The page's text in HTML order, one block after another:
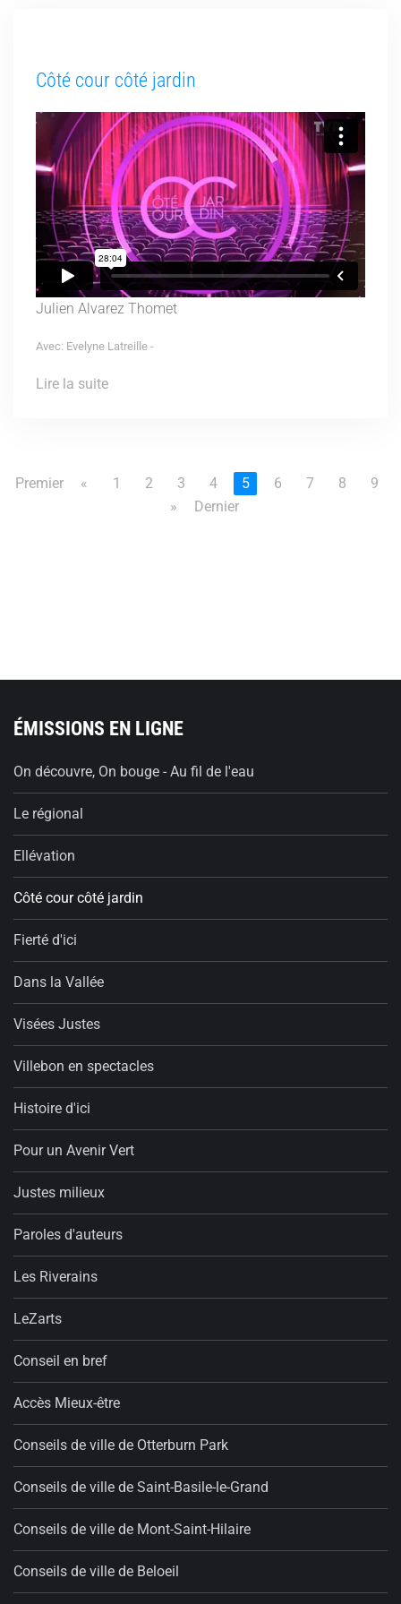
Côté cour côté jardin
Julien Alvarez Thomet
Avec: Evelyne Latreille -
Lire la suite
Premier « 1 2 3 4 5 6 7 8
9
»
Dernier
ÉMISSIONS EN LIGNE
On découvre, On bouge - Au fil de l'eau
Le régional
Ellévation
Côté cour côté jardin
Fierté d'ici
Dans la Vallée
Visées Justes
Villebon en spectacles
Histoire d'ici
Pour un Avenir Vert
Justes milieux
Paroles d'auteurs
Les Riverains
LeZarts
Conseil en bref
Accès Mieux-être
Conseils de ville de Otterburn Park
Conseils de ville de Saint-Basile-le-Grand
Conseils de ville de Mont-Saint-Hilaire
Conseils de ville de Beloeil